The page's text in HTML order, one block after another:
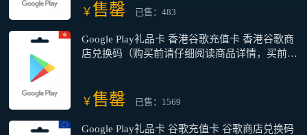
￥ 售罄 已售：483
Google Play礼品卡 香港谷歌充值卡 香港谷歌商
店兑换码（购买前请仔细阅读商品详情，买前请
￥ 售罄 已售：1569
Google Play礼品卡 谷歌充值卡 谷歌商店兑换码